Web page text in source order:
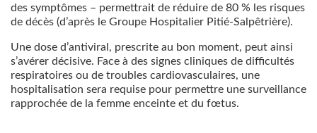
des symptômes – permettrait de réduire de 80 % les risques
de décès (d’après le Groupe Hospitalier Pitié-Salpêtrière).
Une dose d’antiviral, prescrite au bon moment, peut ainsi
s’avérer décisive. Face à des signes cliniques de difficultés
respiratoires ou de troubles cardiovasculaires, une
hospitalisation sera requise pour permettre une surveillance
rapprochée de la femme enceinte et du fœtus.